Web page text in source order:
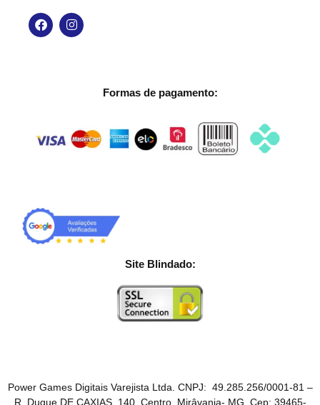
Formas de pagamento:
Site Blindado:
Power Games Digitais Varejista Ltda. CNPJ: 49.285.256/0001-81 –
R. Duque DE CAXIAS, 140, Centro, Mirâvania- MG, Cep: 39465-